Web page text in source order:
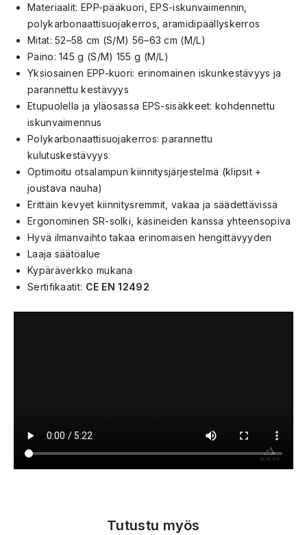
Materiaalit: EPP-pääkuori, EPS-iskunvaimennin,
polykarbonaattisuojakerros, aramidipäällyskerros
Mitat: 52–58 cm (S/M) 56–63 cm (M/L)
Paino: 145 g (S/M) 155 g (M/L)
Yksiosainen EPP-kuori: erinomainen iskunkestävyys ja
parannettu kestävyys
Etupuolella ja yläosassa EPS-sisäkkeet: kohdennettu
iskunvaimennus
Polykarbonaattisuojakerros: parannettu
kulutuskestävyys
Optimoitu otsalampun kiinnitysjärjestelmä (klipsit +
joustava nauha)
Erittäin kevyet kiinnitysremmit, vakaa ja säädettävissä
Ergonominen SR-solki, käsineiden kanssa yhteensopiva
Hyvä ilmanvaihto takaa erinomaisen hengittävyyden
Laaja säätöalue
Kypäräverkko mukana
Sertifikaatit: CE EN 12492
Tutustu myös